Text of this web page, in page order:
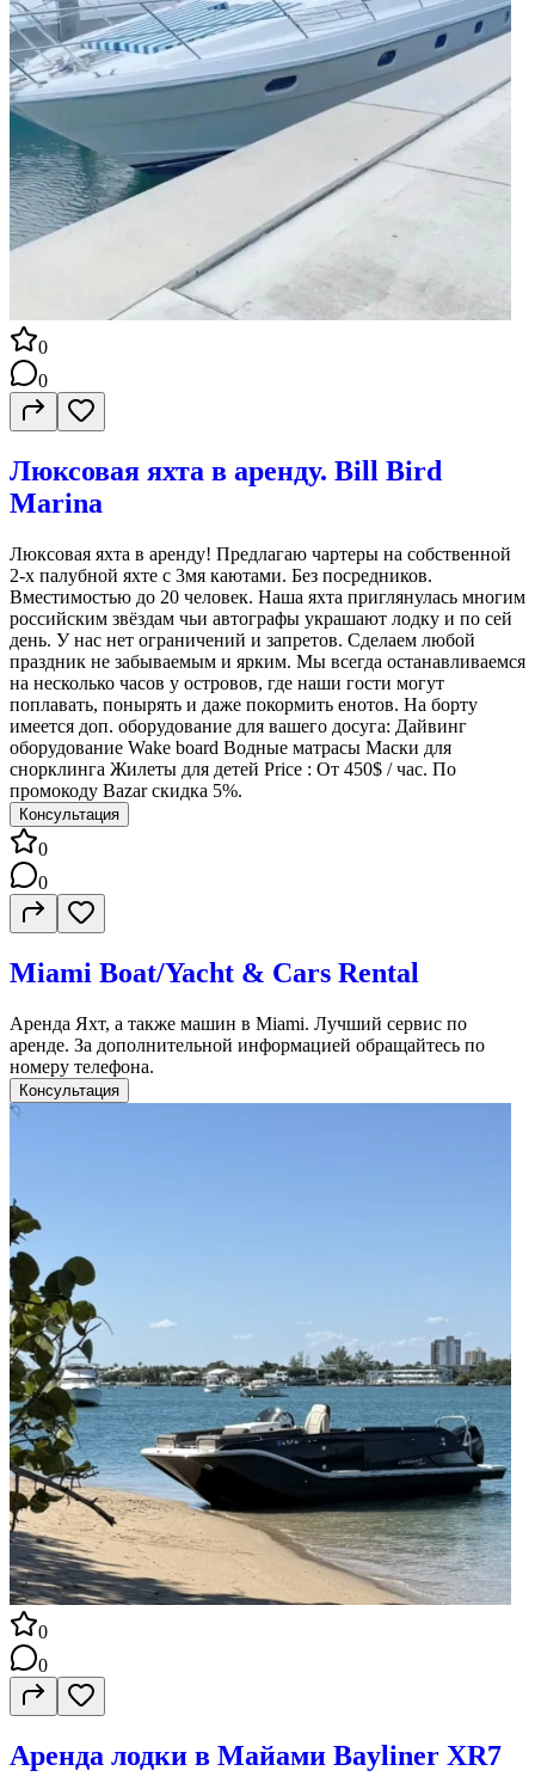
0
0
Люксовая яхта в аренду. Bill Bird
Marina
Люксовая яхта в аренду! Предлагаю чартеры на собственной
2‑х палубной яхте с 3мя каютами. Без посредников.
Вместимостью до 20 человек. Наша яхта приглянулась многим
российским звёздам чьи автографы украшают лодку и по сей
день. У нас нет ограничений и запретов. Сделаем любой
праздник не забываемым и ярким. Мы всегда останавливаемся
на несколько часов у островов, где наши гости могут
поплавать, понырять и даже покормить енотов. На борту
имеется доп. оборудование для вашего досуга: Дайвинг
оборудование Wake board Водные матрасы Маски для
снорклинга Жилеты для детей Price : От 450$ / час. По
промокоду Bazar скидка 5%.
Консультация
0
0
Miami Boat/Yacht & Cars Rental
Аренда Яхт, а также машин в Miami. Лучший сервис по
аренде. За дополнительной информацией обращайтесь по
номеру телефона.
Консультация
0
0
Аренда лодки в Майами Bayliner XR7